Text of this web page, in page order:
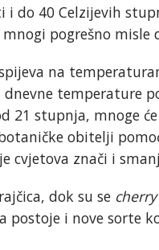
do 40 Celzijevih
pogrešno misle
na
dnevne temperature
21 stupnja, mnoge
obitelji
cvjetova znači i
dok su se cherry
i nove sorte